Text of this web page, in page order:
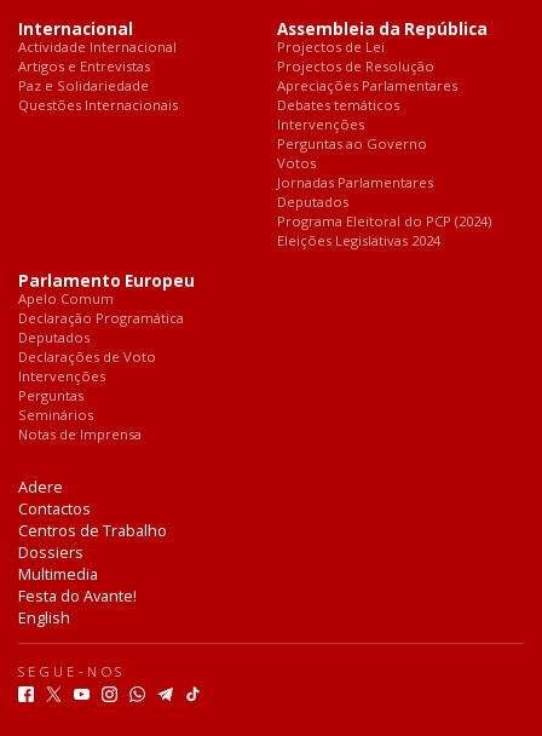
Internacional
Actividade Internacional
Artigos e Entrevistas
Paz e Solidariedade
Questões Internacionais
Assembleia da República
Projectos de Lei
Projectos de Resolução
Apreciações Parlamentares
Debates temáticos
Intervenções
Perguntas ao Governo
Votos
Jornadas Parlamentares
Deputados
Programa Eleitoral do PCP (2024)
Eleições Legislativas 2024
Parlamento Europeu
Apelo Comum
Declaração Programática
Deputados
Declarações de Voto
Intervenções
Perguntas
Seminários
Notas de Imprensa
Adere
Contactos
Centros de Trabalho
Dossiers
Multimedia
Festa do Avante!
English
SEGUE-NOS
F T I W T T